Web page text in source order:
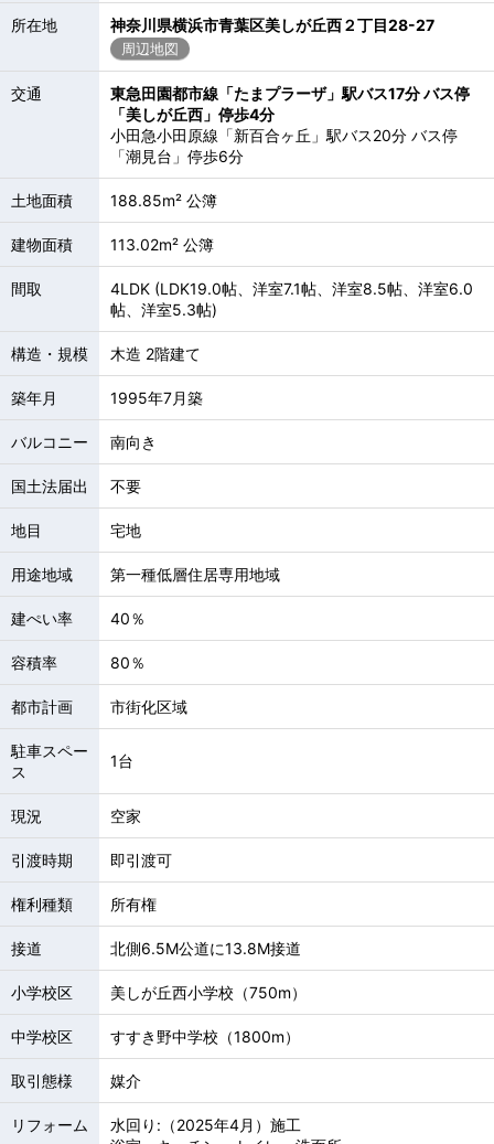
所在地 神奈川県横浜市青葉区美しが丘西２丁目28-27
周辺地図
交通
東急田園都市線「たまプラーザ」駅バス17分 バス停
「美しが丘西」停歩4分
小田急小田原線「新百合ヶ丘」駅バス20分 バス停
「潮見台」停歩6分
土地面積 188.85m² 公簿
建物面積 113.02m² 公簿
間取
4LDK (LDK19.0帖、洋室7.1帖、洋室8.5帖、洋室6.0
帖、洋室5.3帖)
構造・規模 木造 2階建て
築年月 1995年7月築
バルコニー 南向き
国土法届出 不要
地目 宅地
用途地域 第一種低層住居専用地域
建ぺい率 40％
容積率 80％
都市計画 市街化区域
駐車スペー
ス
1台
現況 空家
引渡時期 即引渡可
権利種類 所有権
接道 北側6.5M公道に13.8M接道
小学校区 美しが丘西小学校（750m）
中学校区 すすき野中学校（1800m）
取引態様 媒介
リフォーム
水回り:（2025年4月）施工